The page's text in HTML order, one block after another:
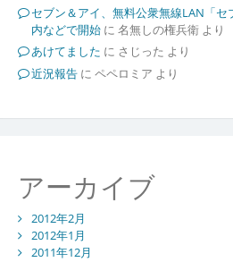
セブン＆アイ、無料公衆無線LAN「
内などで開始に 名無しの権兵衛より
あけてました に さじった より
近況報告に ペペロミア より
アーカイブ
2012年2月
2012年1月
2011年12月